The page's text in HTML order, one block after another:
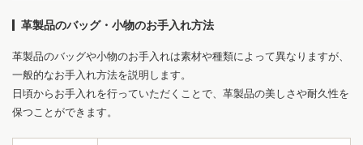
革製品のバッグ・小物のお手入れ方法
革製品のバッグや小物のお手入れは素材や種類によって異なりますが、
一般的なお手入れ方法を説明します。
日頃からお手入れを行っていただくことで、革製品の美しさや耐久性を
保つことができます。